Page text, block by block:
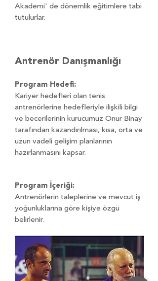
Akademi' de dönemlik eğitimlere tabi
tutulurlar.
Antrenör Danışmanlığı
Program Hedefi:
Kariyer hedefleri olan tenis
antrenörlerine hedefleriyle ilişkili bilgi
ve becerilerinin kurucumuz Onur Binay
tarafından kazandırılması, kısa, orta ve
uzun vadeli gelişim planlarının
hazırlanmasını kapsar.
Program İçeriği:
Antrenörlerin taleplerine ve mevcut iş
yoğunluklarına göre kişiye özgü
belirlenir.